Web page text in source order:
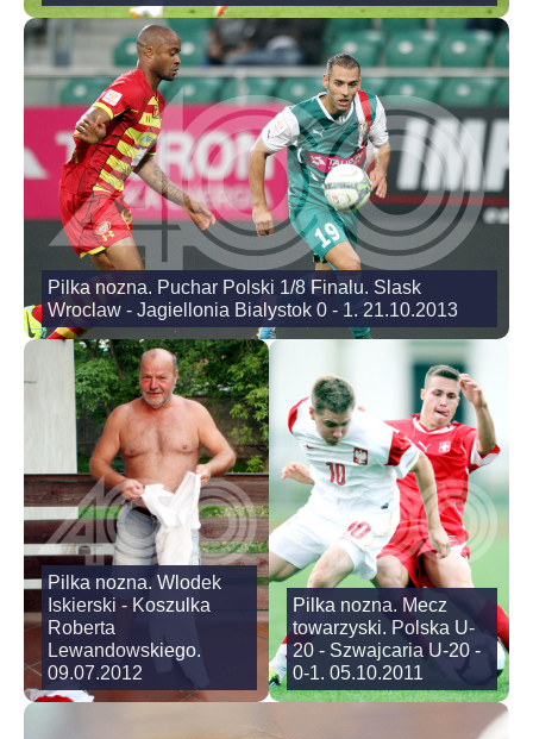
Pilka nozna. Puchar Polski 1/8 Finalu. Slask
Wroclaw - Jagiellonia Bialystok 0 - 1. 21.10.2013
Pilka nozna. Wlodek
Iskierski - Koszulka
Roberta
Lewandowskiego.
09.07.2012
Pilka nozna. Mecz
towarzyski. Polska U-
20 - Szwajcaria U-20 -
0-1. 05.10.2011